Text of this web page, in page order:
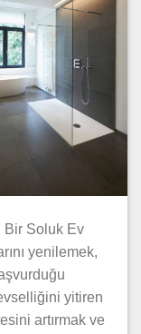
Bir Soluk Ev
yenilemek,
yitiren
artırmak ve